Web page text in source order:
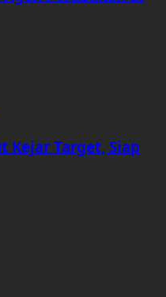
Kejar Target, Siap